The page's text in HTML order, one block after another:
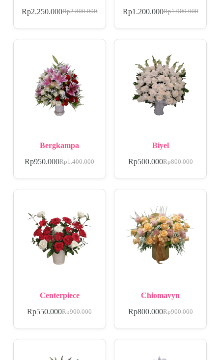
Rp2.800.000
Rp2.250.000 Rp1.900.000
Rp1.200.000
Bergkampa
Rp1.400.000
Rp950.000
Biyel
Rp800.000
Rp500.000
Centerpiece
Rp900.000
Rp550.000
Chiomavyn
Rp900.000
Rp800.000